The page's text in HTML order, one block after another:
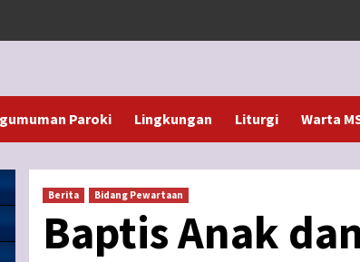
Paroki Lingkungan Liturgi Warta
Berita Bidang Pewartaan
Baptis Anak